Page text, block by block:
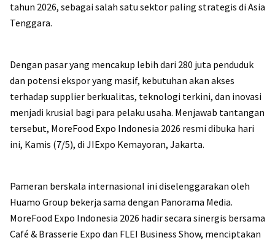
tahun 2026, sebagai salah satu sektor paling strategis di Asia
Tenggara.
Dengan pasar yang mencakup lebih dari 280 juta penduduk
dan potensi ekspor yang masif, kebutuhan akan akses
terhadap supplier berkualitas, teknologi terkini, dan inovasi
menjadi krusial bagi para pelaku usaha. Menjawab tantangan
tersebut, MoreFood Expo Indonesia 2026 resmi dibuka hari
ini, Kamis (7/5), di JIExpo Kemayoran, Jakarta.
Pameran berskala internasional ini diselenggarakan oleh
Huamo Group bekerja sama dengan Panorama Media.
MoreFood Expo Indonesia 2026 hadir secara sinergis bersama
Café & Brasserie Expo dan FLEI Business Show, menciptakan